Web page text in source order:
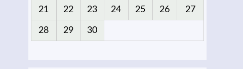
21 22 23 24 25 26 27
28 29 30